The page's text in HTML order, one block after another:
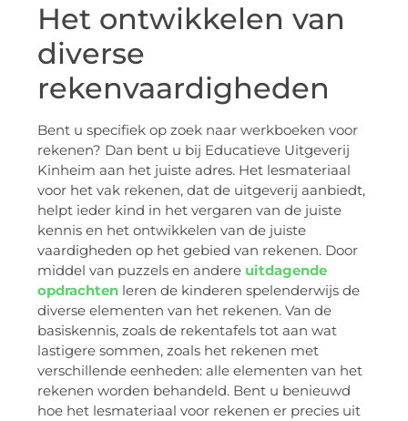
Het ontwikkelen van
diverse
rekenvaardigheden
Bent u specifiek op zoek naar werkboeken voor
rekenen? Dan bent u bij Educatieve Uitgeverij
Kinheim aan het juiste adres. Het lesmateriaal
voor het vak rekenen, dat de uitgeverij aanbiedt,
helpt ieder kind in het vergaren van de juiste
kennis en het ontwikkelen van de juiste
vaardigheden op het gebied van rekenen. Door
middel van puzzels en andere uitdagende
opdrachten leren de kinderen spelenderwijs de
diverse elementen van het rekenen. Van de
basiskennis, zoals de rekentafels tot aan wat
lastigere sommen, zoals het rekenen met
verschillende eenheden: alle elementen van het
rekenen worden behandeld. Bent u benieuwd
hoe het lesmateriaal voor rekenen er precies uit